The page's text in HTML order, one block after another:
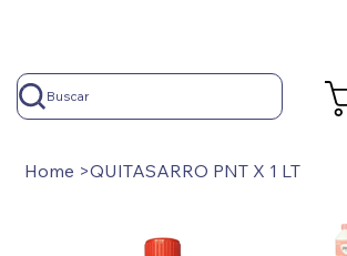
Buscar
Home >QUITASARRO PNT X 1 LT